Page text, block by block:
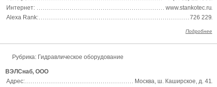
Интернет:
www.stankotec.ru
Alexa Rank:
726 229
Подробнее
Рубрика: Гидравлическое оборудование
ВЭЛСнаб, ООО
Адрес:
Москва, ш. Каширское, д. 41